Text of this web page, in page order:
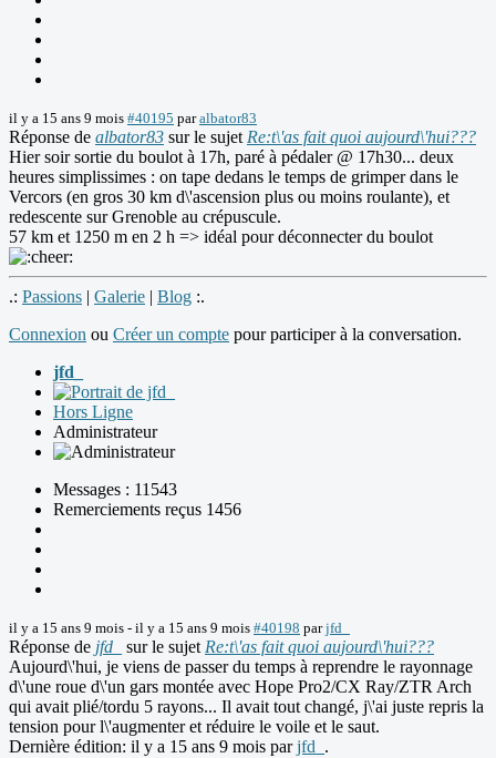
il y a 15 ans 9 mois #40195 paralbator83
Réponse de albator83 sur le sujet Re:t\'as fait quoi aujourd\'hui???
Hier soir sortie du boulot à 17h, paré à pédaler @ 17h30... deux
heures simplissimes : on tape dedans le temps de grimper dans le
Vercors (en gros 30 km d\'ascension plus ou moins roulante), et
redescente sur Grenoble au crépuscule.
57 km et 1250 m en 2 h => idéal pour déconnecter du boulot
.: Passions | Galerie | Blog :.
Connexion ou Créer un compte pour participer à la conversation.
jfd_
Hors Ligne
Administrateur
Messages : 11543
Remerciements reçus 1456
il y a 15 ans 9 mois - il y a 15 ans 9 mois #40198 parjfd_
Réponse de jfd_ sur le sujet Re:t\'as fait quoi aujourd\'hui???
Aujourd\'hui, je viens de passer du temps à reprendre le rayonnage
d\'une roue d\'un gars montée avec Hope Pro2/CX Ray/ZTR Arch
qui avait plié/tordu 5 rayons... Il avait tout changé, j\'ai juste repris la
tension pour l\'augmenter et réduire le voile et le saut.
Dernière édition: il y a 15 ans 9 mois parjfd_ .